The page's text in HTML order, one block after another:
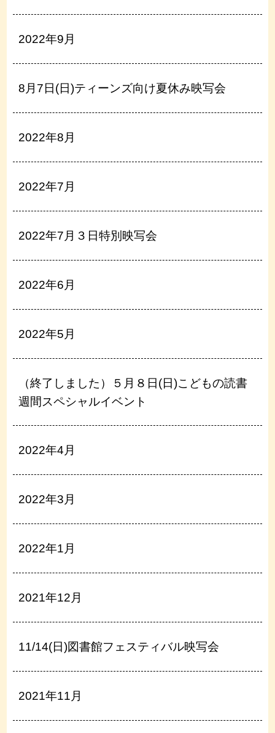
2022年9月
8月7日(日)ティーンズ向け夏休み映写会
2022年8月
2022年7月
2022年7月３日特別映写会
2022年6月
2022年5月
（終了しました）５月８日(日)こどもの読書
週間スペシャルイベント
2022年4月
2022年3月
2022年1月
2021年12月
11/14(日)図書館フェスティバル映写会
2021年11月